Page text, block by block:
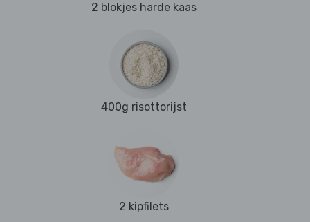
2 blokjes harde kaas
400g risottorijst
2 kipfilets